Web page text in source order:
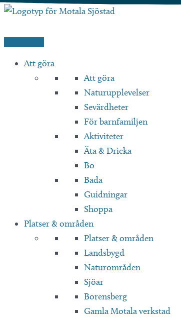
Hoppa
innehåll
Att göra
Att göra
Naturupplevelser
Sevärdheter
För barnfamiljen
Aktiviteter
Äta & Dricka
Bo
Bada
Guidningar
Shoppa
Platser & områden
Platser & områden
Landsbygd
Naturområden
Sjöar
Borensberg
Gamla Motala verkstad